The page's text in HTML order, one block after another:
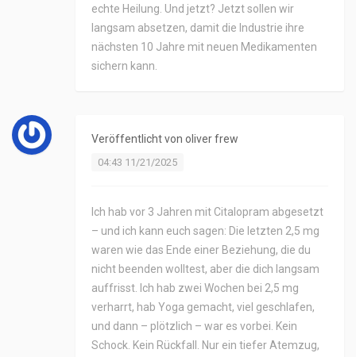
echte Heilung. Und jetzt? Jetzt sollen wir
langsam absetzen, damit die Industrie ihre
nächsten 10 Jahre mit neuen Medikamenten
sichern kann.
Veröffentlicht von oliver frew
04:43 11/21/2025
Ich hab vor 3 Jahren mit Citalopram abgesetzt
– und ich kann euch sagen: Die letzten 2,5 mg
waren wie das Ende einer Beziehung, die du
nicht beenden wolltest, aber die dich langsam
auffrisst. Ich hab zwei Wochen bei 2,5 mg
verharrt, hab Yoga gemacht, viel geschlafen,
und dann – plötzlich – war es vorbei. Kein
Schock. Kein Rückfall. Nur ein tiefer Atemzug,